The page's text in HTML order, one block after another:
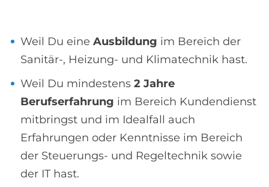
Weil Du eine Ausbildung im Bereich der
Sanitär-, Heizung- und Klimatechnik hast.
Weil Du mindestens 2 Jahre
Berufserfahrung im Bereich Kundendienst
mitbringst und im Idealfall auch
Erfahrungen oder Kenntnisse im Bereich
der Steuerungs- und Regeltechnik sowie
der IT hast.